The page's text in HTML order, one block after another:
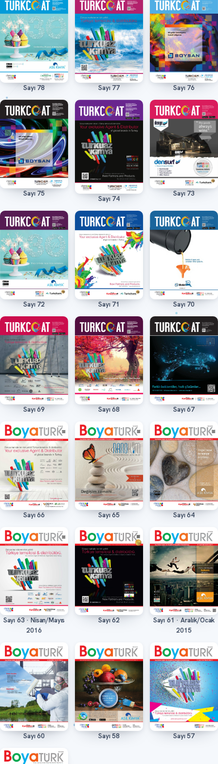
Oku
Sayı 78 Oku
Sayı 77 Oku
Sayı 76
Oku
Sayı 75
Oku
Sayı 74 Oku
Sayı 73
Oku
Sayı 72 Oku
Sayı 71 Oku
Sayı 70
Oku
Sayı 69 Oku
Sayı 68 Oku
Sayı 67
Oku
Sayı 66 Oku
Sayı 65 Oku
Sayı 64
Oku
Sayı 63 · Nisan/Mayıs
2016
Oku
Sayı 62 Oku
Sayı 61 · Aralık/Ocak
2015
Oku
Sayı 60 Oku
Sayı 58 Oku
Sayı 57